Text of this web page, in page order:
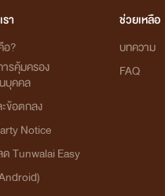
า
?
รคุ้มครอง
บุคคล
ะข้อตกลง
Notice
Tunwalai Easy
ช่วยเหลือ
บทความ
FAQ